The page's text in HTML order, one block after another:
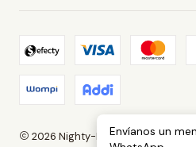
2026 Nighty-Night | Tienda De
Envíanos un